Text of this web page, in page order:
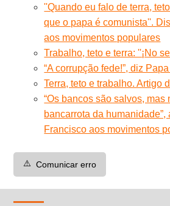
''Quando eu falo de terra,
que o papa é comunista''.
aos movimentos populares
Trabalho, teto e terra: ''¡No
“A corrupção fede!”, diz
Terra, teto e trabalho. Artigo
“Os bancos são salvos, mas
bancarrota da humanidade”,
Francisco aos movimentos
⚠️ Comunicar erro